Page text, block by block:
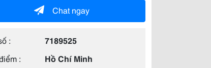
Chat ngay
:
7189525
:
Hồ Chí Minh